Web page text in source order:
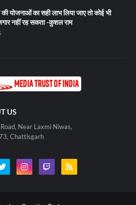
योजनाओं का सही लाभ लिया जाए तो कोई भी
नहीं रह सकता -कुशल राम
US
Near Laxmi Niwas,
Chattisgarh